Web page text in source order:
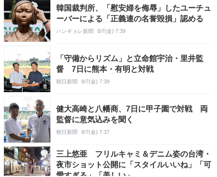
韓国裁判所、「慰安婦を侮辱」したユーチュ
ーバーによる「正義連の名誉毀損」認める
ハンギョレ新聞 8/7(金) 7:39
「守備からリズム」と立命館宇治・里井監
督 7日に熊本・有明と対戦
朝日新聞 8/7(金) 7:39
健大高崎と八幡商、7日に甲子園で対戦 両
監督に意気込みを聞く
朝日新聞 8/7(金) 7:37
三上悠亜 フリルキャミ＆デニム姿の台湾・
夜市ショット公開に「スタイルいいね」「可